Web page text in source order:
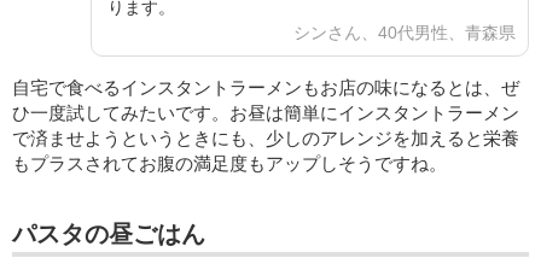
ります。
シンさん、40代男性、青森県
自宅で食べるインスタントラーメンもお店の味になるとは、ぜ
ひ一度試してみたいです。お昼は簡単にインスタントラーメン
で済ませようというときにも、少しのアレンジを加えると栄養
もプラスされてお腹の満足度もアップしそうですね。
パスタの昼ごはん